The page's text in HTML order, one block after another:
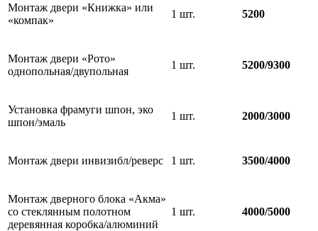
Монтаж двери «Книжка» или
«компак»
1 шт. 5200
Монтаж двери «Рото»
однопольная/двупольная
1 шт. 5200/9300
Установка фрамуги шпон, эко
шпон/эмаль
1 шт. 2000/3000
Монтаж двери инвизибл/реверс 1 шт. 3500/4000
Монтаж дверного блока «Акма»
со стеклянным полотном
деревянная коробка/алюминий
1 шт. 4000/5000